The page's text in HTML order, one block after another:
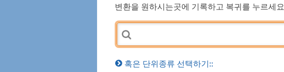
변환을 원하시는곳에 기록하고 복귀를 누르세요.
혹은 단위종류 선택하기::